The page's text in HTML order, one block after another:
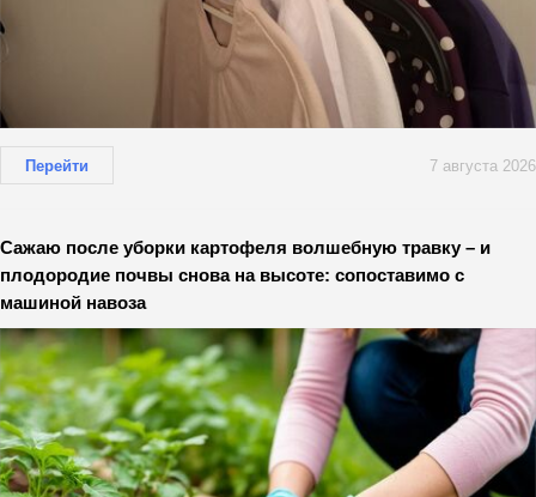
Перейти 7 августа 2026
Сажаю после уборки картофеля волшебную травку – и
плодородие почвы снова на высоте: сопоставимо с
машиной навоза